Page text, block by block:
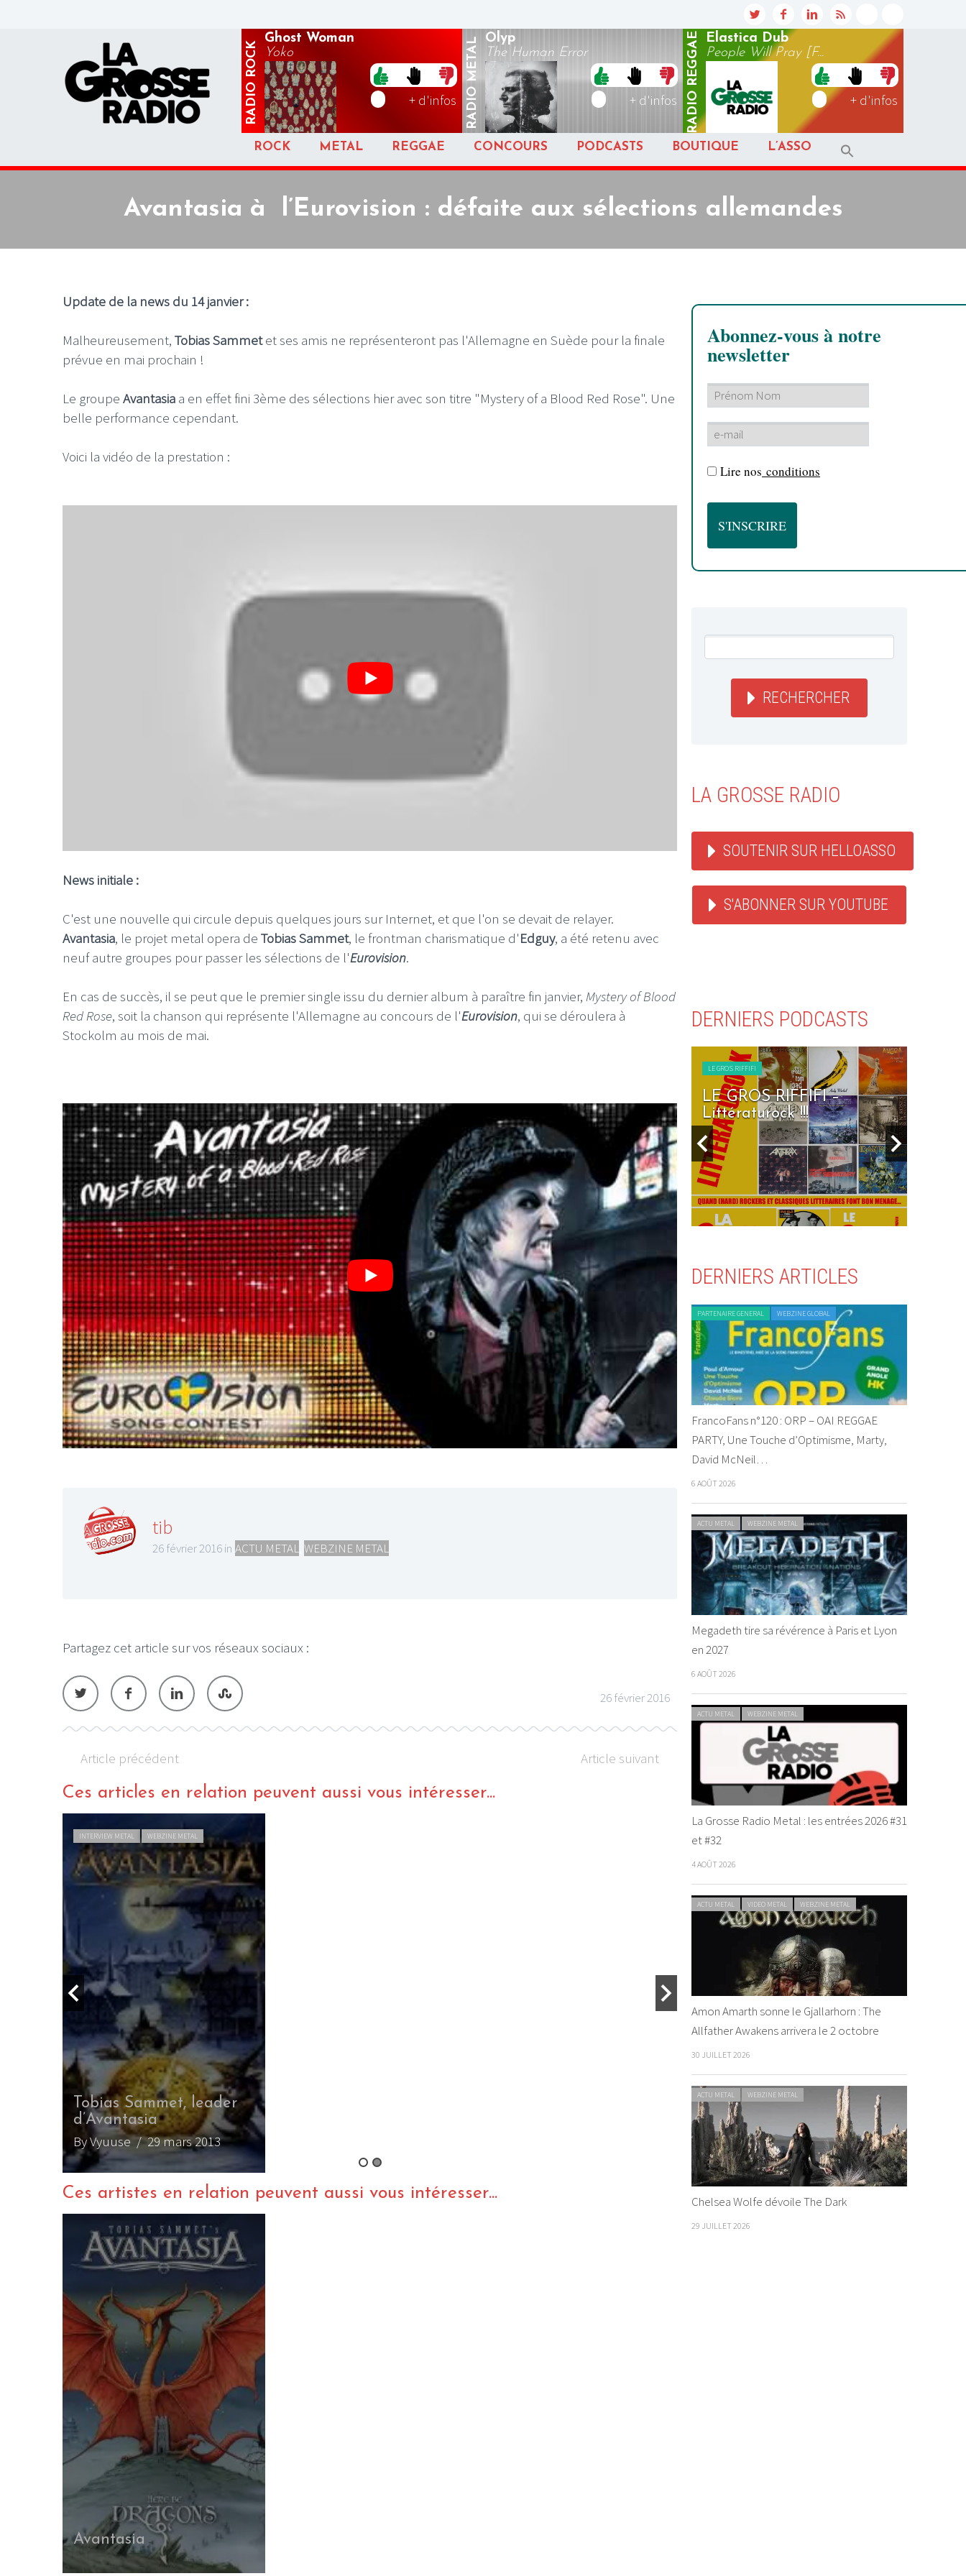
RADIO
ROCK
Ghost Woman
Yoko
+ d'infos RADIO
METAL Olyp
The Human Error
+ d'infos RADIO
REGGAE
Elastica Dub
People Will Pray [F...
+ d'infos
ROCK METAL REGGAE CONCOURS PODCASTS BOUTIQUE L’ASSO
Avantasia à l’Eurovision : défaite aux sélections allemandes
Update de la news du 14 janvier :
Malheureusement, Tobias Sammetet ses amis ne représenteront pas l'Allemagne en Suède pour la finale
prévue en mai prochain !
Le groupe Avantasia a en effet fini 3ème des sélections hier avec son titre "Mystery of a Blood Red Rose". Une
belle performance cependant.
Voici la vidéo de la prestation :
News initiale :
C'est une nouvelle qui circule depuis quelques jours sur Internet, et que l'on se devait de relayer.
Avantasia, le projet metal opera de Tobias Sammet, le frontman charismatique d'Edguy, a été retenu avec
neuf autre groupes pour passer les sélections de l'Eurovision.
En cas de succès, il se peut que le premier single issu du dernier album à paraître fin janvier, Mystery of Blood
Red Rose, soit la chanson qui représente l'Allemagne au concours de l'Eurovision, qui se déroulera à
Stockolm au mois de mai.
tib
26 février 2016 in ACTU METAL WEBZINE METAL
Partagez cet article sur vos réseaux sociaux :
26 février 2016
Article précédent Article suivant
Ces articles en relation peuvent aussi vous intéresser...
INTERVIEW METAL WEBZINE METAL
Tobias Sammet, leader
d’Avantasia
By Vyuuse/ 29 mars 2013
CHRONIQUE METAL
Avantasia – Ghostlights
By Xhantiax/ 6 janvier 2016
By Xhantiax
2015
Ces artistes en relation peuvent aussi vous intéresser...
Avantasia
Abonnez-vous à notre
newsletter
Lire nos conditions
RECHERCHER
LA GROSSE RADIO
SOUTENIR SUR HELLOASSO
S'ABONNER SUR YOUTUBE
DERNIERS PODCASTS
Christmas Riffifi 2025 !!!
The Covers !!!
Littératurock !!!
LE GROS RIFFIFI
LE GROS RIFFIFI – Seven
Days To Rock !!!
DERNIERS ARTICLES
PARTENAIRE GENERAL WEBZINE GLOBAL
FrancoFans n°120 : ORP – OAI REGGAE
PARTY, Une Touche d’Optimisme, Marty,
David McNeil…
6 AOÛT 2026
ACTU METAL WEBZINE METAL
Megadeth tire sa révérence à Paris et Lyon
en 2027
6 AOÛT 2026
ACTU METAL WEBZINE METAL
La Grosse Radio Metal : les entrées 2026 #31
et #32
4 AOÛT 2026
ACTU METAL VIDEO METAL WEBZINE METAL
Amon Amarth sonne le Gjallarhorn : The
Allfather Awakens arrivera le 2 octobre
30 JUILLET 2026
ACTU METAL WEBZINE METAL
Chelsea Wolfe dévoile The Dark
29 JUILLET 2026